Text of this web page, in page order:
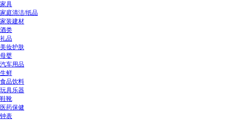
家具
家庭清洁/纸品
家装建材
酒类
礼品
美妆护肤
母婴
汽车用品
生鲜
食品饮料
玩具乐器
鞋靴
医药保健
钟表